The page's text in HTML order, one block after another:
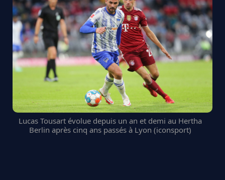
Lucas Tousart évolue depuis un an et demi au Hertha
Berlin après cinq ans passés à Lyon (iconsport)